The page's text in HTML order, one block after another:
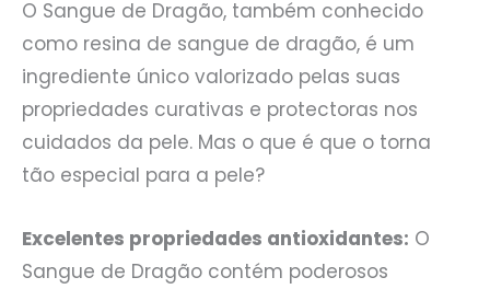
O Sangue de Dragão, também conhecido
como resina de sangue de dragão, é um
ingrediente único valorizado pelas suas
propriedades curativas e protectoras nos
cuidados da pele. Mas o que é que o torna
tão especial para a pele?
Excelentes propriedades antioxidantes: O
Sangue de Dragão contém poderosos